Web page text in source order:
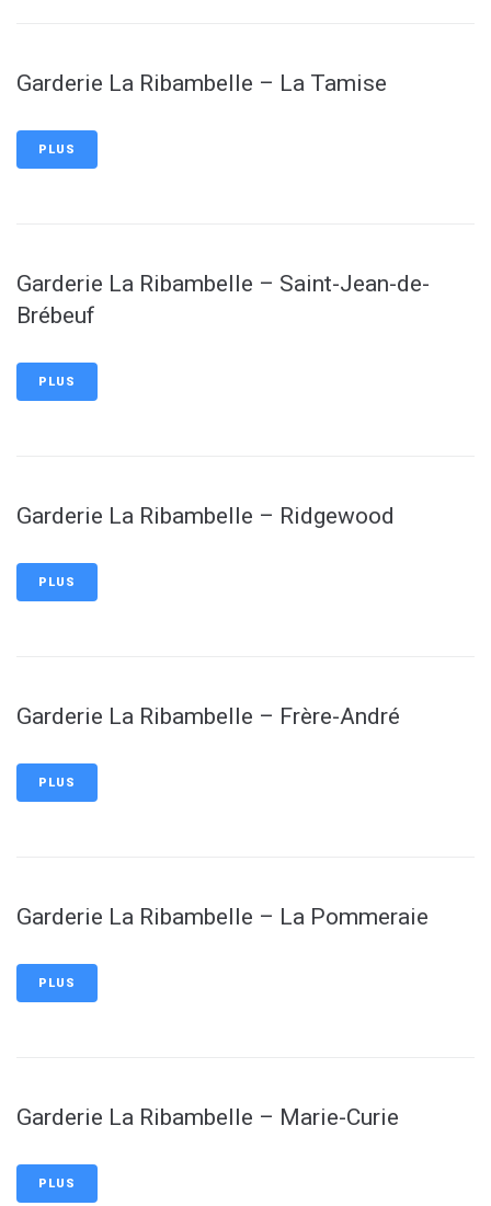
Garderie La Ribambelle – La Tamise
PLUS
Garderie La Ribambelle – Saint-Jean-de-
Brébeuf
PLUS
Garderie La Ribambelle – Ridgewood
PLUS
Garderie La Ribambelle – Frère-André
PLUS
Garderie La Ribambelle – La Pommeraie
PLUS
Garderie La Ribambelle – Marie-Curie
PLUS